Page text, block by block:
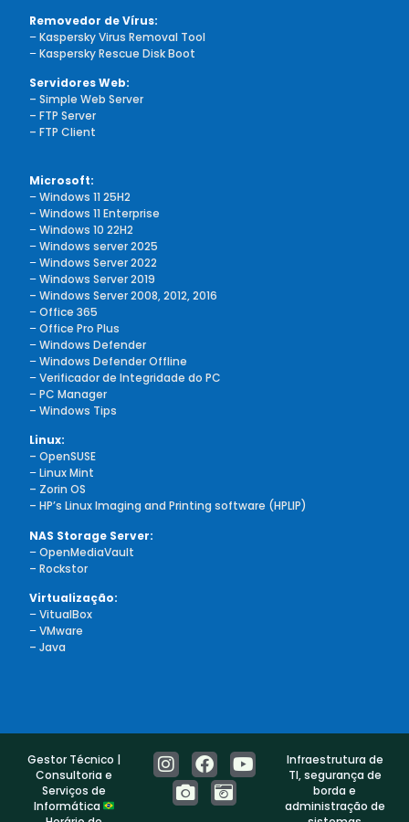
Removedor de Vírus:
–Kaspersky Virus Removal Tool
–Kaspersky Rescue Disk Boot
Servidores Web:
– Simple Web Server
– FTP Server
– FTP Client
Microsoft:
–Windows 11 25H2
– Windows 11 Enterprise
–Windows 10 22H2
–Windows server 2025
–Windows Server 2022
–Windows Server 2019
– Windows Server 2008, 2012, 2016
–Office 365
–Office Pro Plus
–Windows Defender
–Windows Defender Offline
–Verificador de Integridade do PC
–PC Manager
– Windows Tips
Linux:
– OpenSUSE
–Linux Mint
– Zorin OS
– HP’s Linux Imaging and Printing software (HPLIP)
NAS Storage Server:
–OpenMediaVault
– Rockstor
Virtualização:
–VitualBox
–VMware
– Java
Gestor Técnico |
Consultoria e
Serviços de
Informática
Infraestrutura de
TI, segurança de
borda e
administração de